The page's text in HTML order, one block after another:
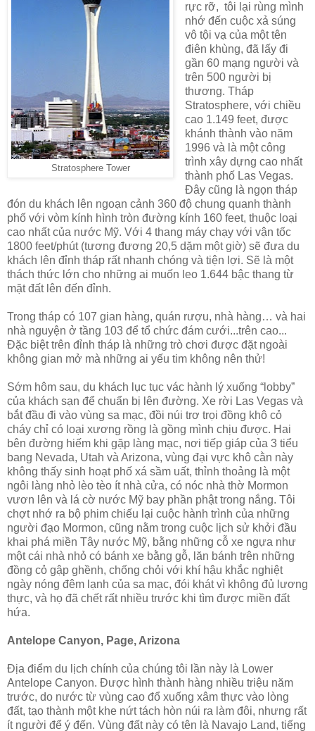
Stratosphere Tower
rực rỡ, tôi lại rùng mình
nhớ đến cuộc xả súng
vô tội vạ của một tên
điên khùng, đã lấy đi
gần 60 mạng người và
trên 500 người bị
thương. Tháp
Stratosphere, với chiều
cao 1.149 feet, được
khánh thành vào năm
1996 và là một công
trình xây dựng cao nhất
thành phố Las Vegas.
Đây cũng là ngọn tháp
đón du khách lên ngoạn cảnh 360 độ chung quanh thành
phố với vòm kính hình tròn đường kính 160 feet, thuộc loại
cao nhất của nước Mỹ. Với 4 thang máy chạy với vận tốc
1800 feet/phút (tương đương 20,5 dặm một giờ) sẽ đưa du
khách lên đỉnh tháp rất nhanh chóng và tiện lợi. Sẽ là một
thách thức lớn cho những ai muốn leo 1.644 bậc thang từ
mặt đất lên đến đỉnh.
Trong tháp có 107 gian hàng, quán rượu, nhà hàng… và hai
nhà nguyện ở tầng 103 để tổ chức đám cưới...trên cao...
Đặc biệt trên đỉnh tháp là những trò chơi được đặt ngoài
không gian mở mà những ai yếu tim không nên thử!
Sớm hôm sau, du khách lục tục vác hành lý xuống “lobby”
của khách sạn để chuẩn bị lên đường. Xe rời Las Vegas và
bắt đầu đi vào vùng sa mạc, đồi núi trơ trọi đồng khô cỏ
cháy chỉ có loại xương rồng là gồng mình chịu được. Hai
bên đường hiếm khi gặp làng mạc, nơi tiếp giáp của 3 tiểu
bang Nevada, Utah và Arizona, vùng đại vực khô cằn này
không thấy sinh hoạt phố xá sầm uất, thỉnh thoảng là một
ngôi làng nhỏ lèo tèo ít nhà cửa, có nóc nhà thờ Mormon
vươn lên và lá cờ nước Mỹ bay phần phật trong nắng. Tôi
chợt nhớ ra bộ phim chiếu lại cuộc hành trình của những
người đạo Mormon, cũng nằm trong cuộc lịch sử khởi đầu
khai phá miền Tây nước Mỹ, bằng những cỗ xe ngựa như
một cái nhà nhỏ có bánh xe bằng gỗ, lăn bánh trên những
đồng cỏ gập ghềnh, chống chỏi với khí hậu khắc nghiệt
ngày nóng đêm lạnh của sa mạc, đói khát vì không đủ lương
thực, và họ đã chết rất nhiều trước khi tìm được miền đất
hứa.
Antelope Canyon, Page, Arizona
Địa điểm du lịch chính của chúng tôi lần này là Lower
Antelope Canyon. Được hình thành hàng nhiều triệu năm
trước, do nước từ vùng cao đổ xuống xâm thực vào lòng
đất, tạo thành một khe nứt tách hòn núi ra làm đôi, nhưng rất
ít người để ý đến. Vùng đất này có tên là Navajo Land, tiếng